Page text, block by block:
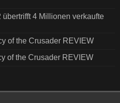
übertrifft 4 Millionen verkaufte
of the Crusader REVIEW
of the Crusader REVIEW